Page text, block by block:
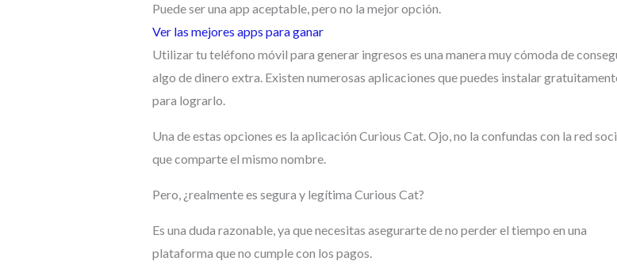
Puede ser una app aceptable, pero no la mejor opción.
Ver las mejores apps para ganar
Utilizar tu teléfono móvil para generar ingresos es una manera muy cómoda de
algo de dinero extra. Existen numerosas aplicaciones que puedes instalar
para lograrlo.
Una de estas opciones es la aplicación Curious Cat. Ojo, no la confundas con la red
que comparte el mismo nombre.
Pero, ¿realmente es segura y legítima Curious Cat?
Es una duda razonable, ya que necesitas asegurarte de no perder el tiempo en una
plataforma que no cumple con los pagos.